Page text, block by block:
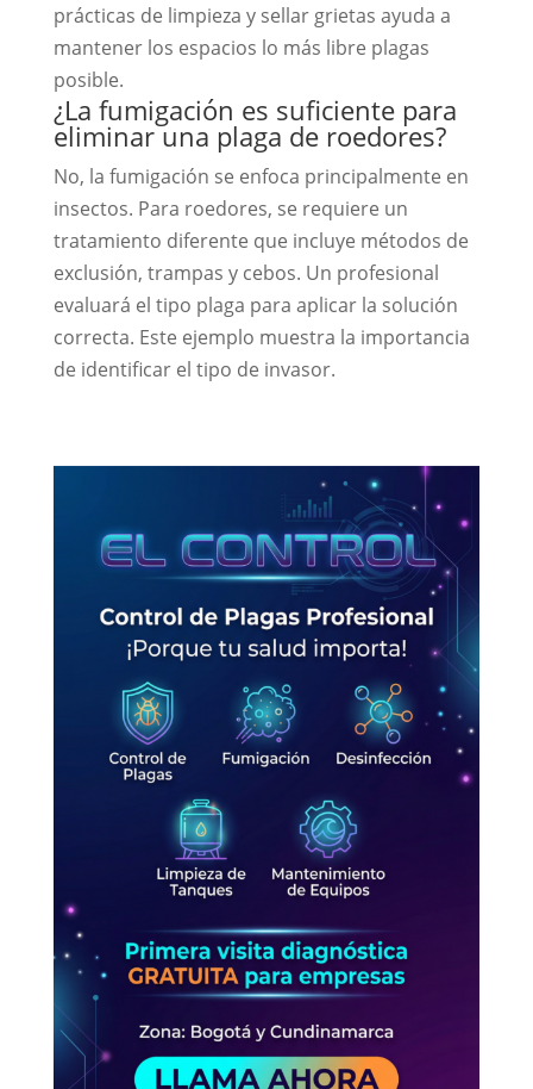
prácticas de limpieza y sellar grietas ayuda a
mantener los espacios lo más libre plagas
posible.
¿La fumigación es suficiente para
eliminar una plaga de roedores?
No, la fumigación se enfoca principalmente en
insectos. Para roedores, se requiere un
tratamiento diferente que incluye métodos de
exclusión, trampas y cebos. Un profesional
evaluará el tipo plaga para aplicar la solución
correcta. Este ejemplo muestra la importancia
de identificar el tipo de invasor.